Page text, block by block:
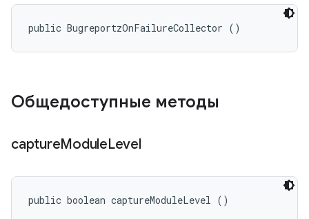
public BugreportzOnFailureCollector ()
Общедоступные методы
captureModuleLevel
public boolean captureModuleLevel ()